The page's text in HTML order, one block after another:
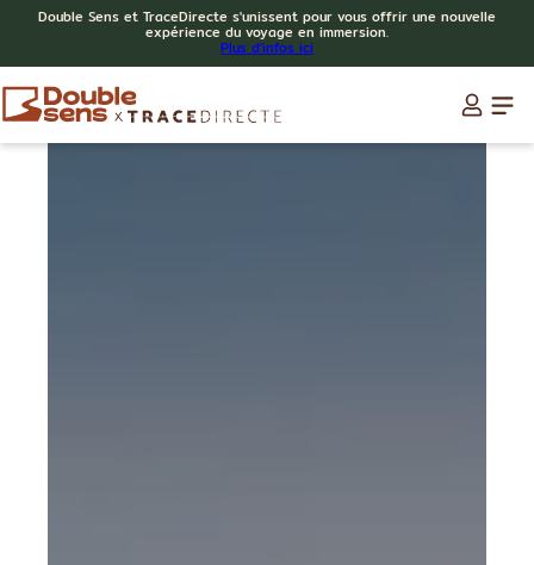
Double Sens et TraceDirecte s'unissent pour vous offrir une nouvelle
expérience du voyage en immersion.
Plus d'infos ici